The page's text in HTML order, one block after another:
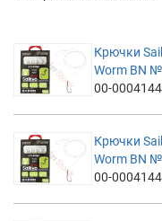
Крючки
Worm BN
00-
Крючки
Worm BN
00-